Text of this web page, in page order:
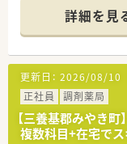
その他メーカ
す。
詳細を見
更新日： 2026/08/10
正社員
調剤薬局
【三養基郡みやき
複数科目+在宅でス